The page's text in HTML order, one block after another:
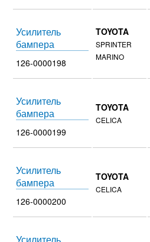
Усилитель
бампера
126-0000198
TOYOTA
SPRINTER
MARINO
Усилитель
бампера
126-0000199
TOYOTA
CELICA
Усилитель
бампера
126-0000200
TOYOTA
CELICA
Усилитель